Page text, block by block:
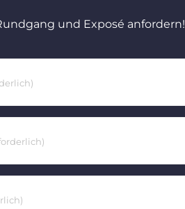
und Exposé anfordern!